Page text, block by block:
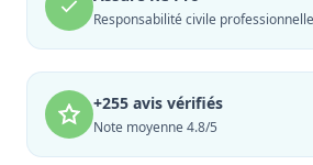
Responsabilité civile professionnelle
+255 avis vérifiés
Note moyenne 4.8/5